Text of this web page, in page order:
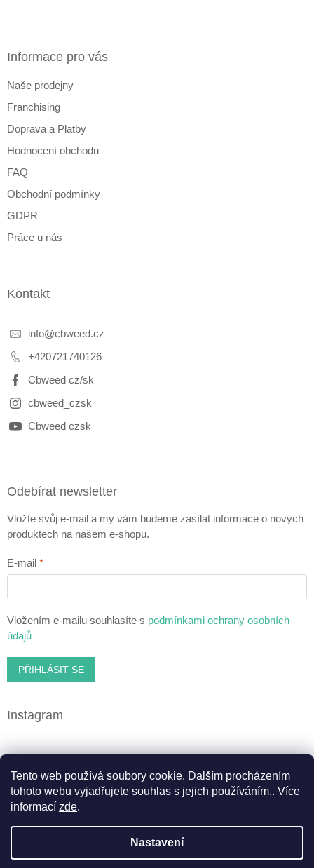
Tento web používá soubory cookie. Dalším procházením
tohoto webu vyjadřujete souhlas s jejich používáním.. Více
informací zde.
Nastavení
Informace pro vás
Naše prodejny
Franchising
Doprava a Platby
Hodnocení obchodu
FAQ
Obchodní podmínky
GDPR
Práce u nás
Kontakt
info@cbweed.cz
+420721740126
Cbweed cz/sk
cbweed_czsk
Cbweed czsk
Odebírat newsletter
Vložte svůj e-mail a my vám budeme zasílat informace o nových
produktech na našem e-shopu.
E-mail
Vložením e-mailu souhlasíte s podmínkami ochrany osobních
údajů
PŘIHLÁSIT SE
Instagram
Facebook
Vytvořil Shoptet